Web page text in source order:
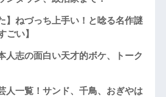
】ねづっち上手い！と唸る名作謎
ごい】
人志の面白い天才的ボケ、トーク
人一覧！サンド、千鳥、おぎやは